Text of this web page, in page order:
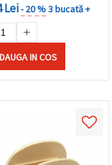
Lei- 20 %3 bucată +
IN COS